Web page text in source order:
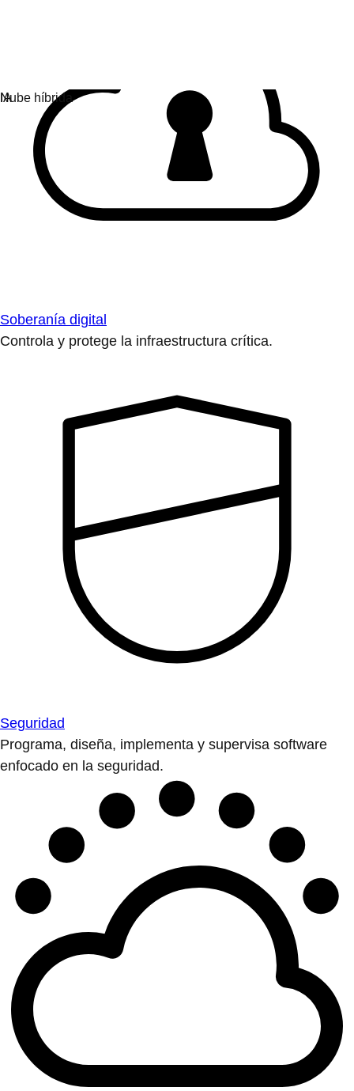
Soberanía digital
Controla y protege la infraestructura crítica.
Seguridad
Programa, diseña, implementa y supervisa software
enfocado en la seguridad.